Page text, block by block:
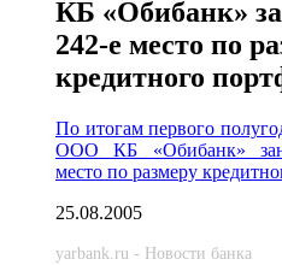
КБ «Обибанк»
242-е место по
кредитного
По итогам первого
ООО КБ «Обибанк»
место по размеру
25.08.2005
yarbank.ru - Новости банка